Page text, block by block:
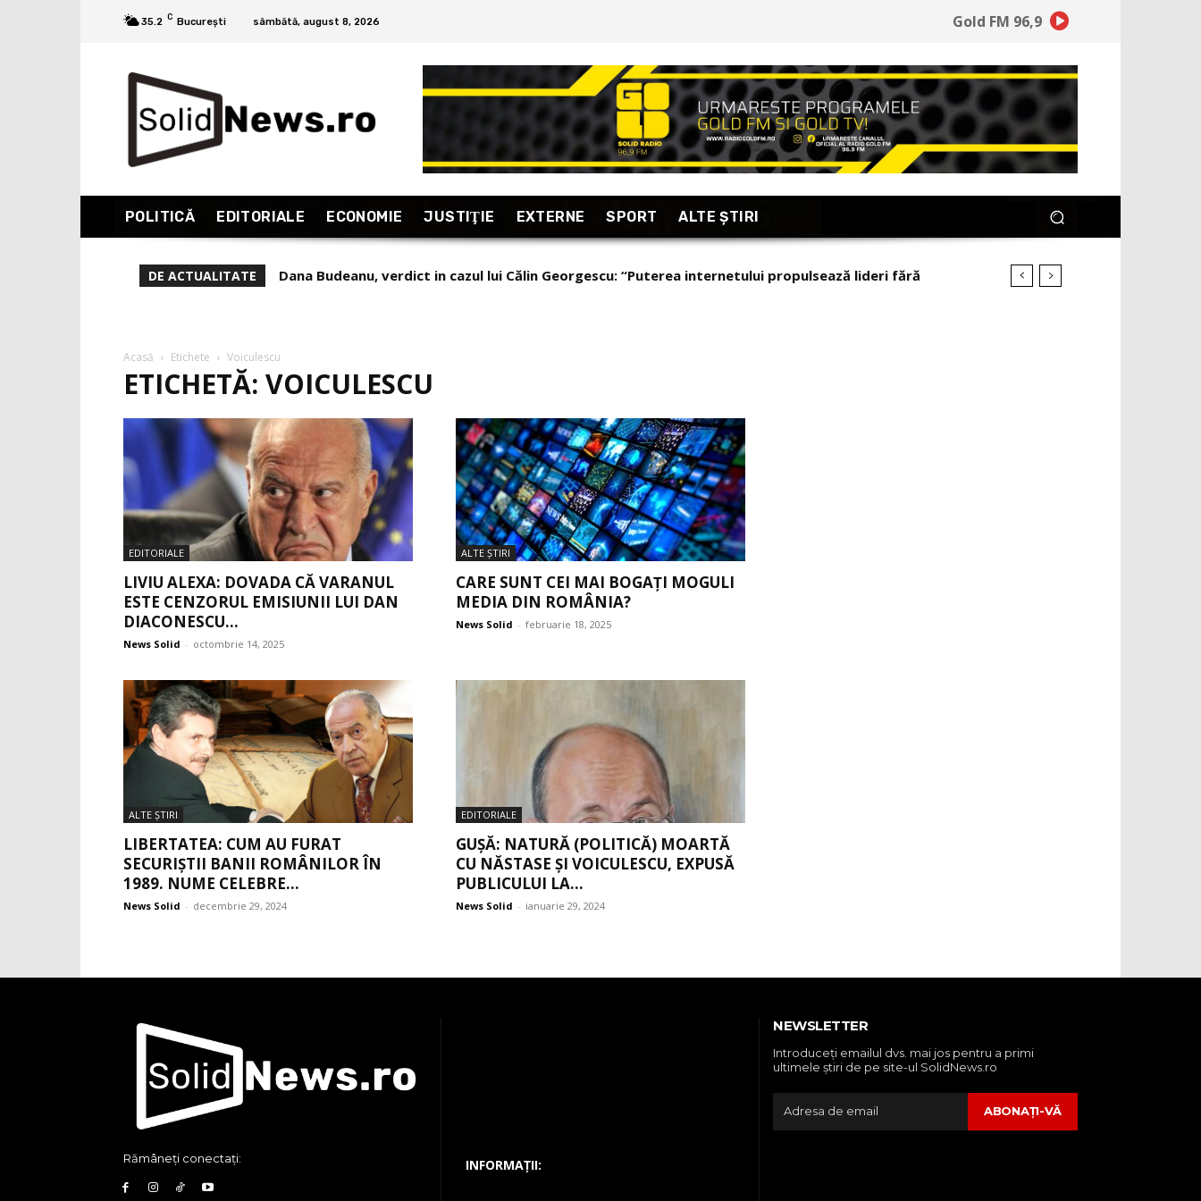
35.2 C București sâmbătă, august 8, 2026 Gold FM 96,9
POLITICĂ EDITORIALE ECONOMIE JUSTIŢIE EXTERNE SPORT ALTE ŞTIRI
DE ACTUALITATE
Dana Budeanu, verdict in cazul lui Călin Georgescu: “Puterea internetului propulsează lideri fără
Acasă Etichete Voiculescu
ETICHETĂ: VOICULESCU
EDITORIALE
LIVIU ALEXA: DOVADA CĂ VARANUL
ESTE CENZORUL EMISIUNII LUI DAN
DIACONESCU...
News Solid - octombrie 14, 2025
ALTE ŞTIRI
CARE SUNT CEI MAI BOGAȚI MOGULI
MEDIA DIN ROMÂNIA?
News Solid - februarie 18, 2025
ALTE ŞTIRI
LIBERTATEA: CUM AU FURAT
SECURIȘTII BANII ROMÂNILOR ÎN
1989. NUME CELEBRE...
News Solid - decembrie 29, 2024
EDITORIALE
GUȘĂ: NATURĂ (POLITICĂ) MOARTĂ
CU NĂSTASE ȘI VOICULESCU, EXPUSĂ
PUBLICULUI LA...
News Solid - ianuarie 29, 2024
Rămâneți conectați: INFORMAȚII:
NEWSLETTER
Introduceţi emailul dvs. mai jos pentru a primi
ultimele ştiri de pe site-ul SolidNews.ro
ABONAŢI-VĂ